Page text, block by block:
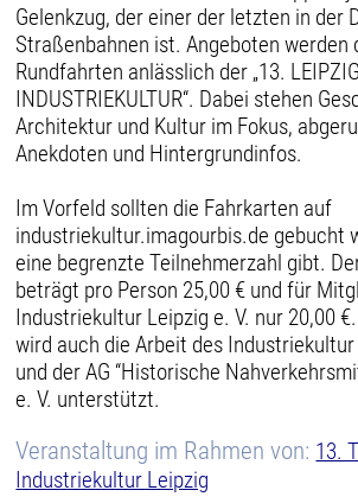
Gelenkzug, der einer der letzten in der
Straßenbahnen ist. Angeboten werden
Rundfahrten anlässlich der „13.
INDUSTRIEKULTUR“. Dabei stehen
Architektur und Kultur im Fokus,
Anekdoten und Hintergrundinfos.
Im Vorfeld sollten die Fahrkarten auf
industriekultur.imagourbis.de gebucht
eine begrenzte Teilnehmerzahl gibt.
beträgt pro Person 25,00 € und für
Industriekultur Leipzig e. V. nur 20,00
wird auch die Arbeit des Industriekultur
und der AG “Historische
e. V. unterstützt.
Veranstaltung im Rahmen von: 13.
Industriekultur Leipzig